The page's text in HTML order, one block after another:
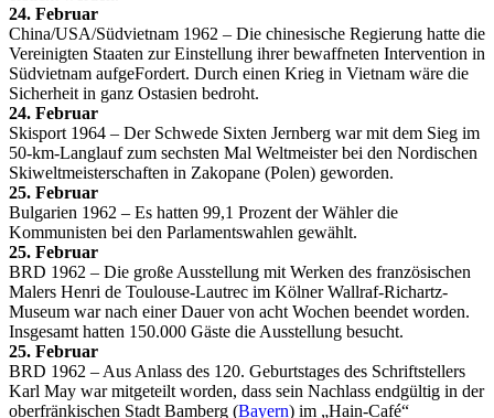
24. Februar
China/USA/Südvietnam 1962 – Die chinesische Regierung hatte die
Vereinigten Staaten zur Einstellung ihrer bewaffneten Intervention in
Südvietnam aufgeFordert. Durch einen Krieg in Vietnam wäre die
Sicherheit in ganz Ostasien bedroht.
24. Februar
Skisport 1964 – Der Schwede Sixten Jernberg war mit dem Sieg im
50-km-Langlauf zum sechsten Mal Weltmeister bei den Nordischen
Skiweltmeisterschaften in Zakopane (Polen) geworden.
25. Februar
Bulgarien 1962 – Es hatten 99,1 Prozent der Wähler die
Kommunisten bei den Parlamentswahlen gewählt.
25. Februar
BRD 1962 – Die große Ausstellung mit Werken des französischen
Malers Henri de Toulouse-Lautrec im Kölner Wallraf-Richartz-
Museum war nach einer Dauer von acht Wochen beendet worden.
Insgesamt hatten 150.000 Gäste die Ausstellung besucht.
25. Februar
BRD 1962 – Aus Anlass des 120. Geburtstages des Schriftstellers
Karl May war mitgeteilt worden, dass sein Nachlass endgültig in der
oberfränkischen Stadt Bamberg (Bayern) im „Hain-Café“